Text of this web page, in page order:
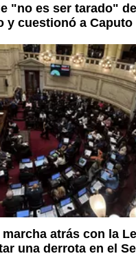
"no es ser tarado"
y cuestionó a Caputo
atrás con la
una derrota en el